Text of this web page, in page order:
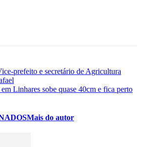
prefeito e secretário de Agricultura
Linhares sobe quase 40cm e fica perto
Mais do autor